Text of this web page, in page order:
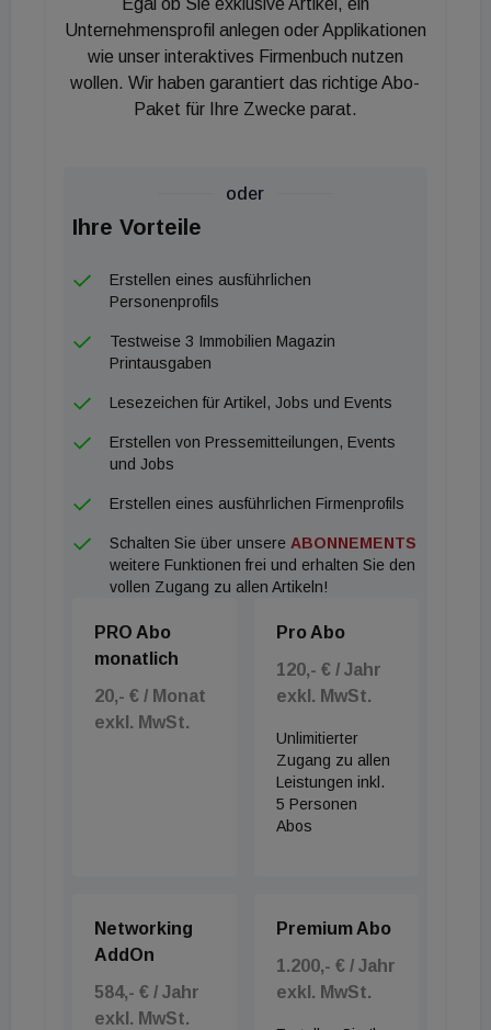
personellen Aufstellung berichtet Dr. Gesa
Crockford an Ralf Weitz in seiner Funktion als
Mitglied des Scout24-Vorstandes. "Ich freue mich
sehr auf die neuen Aufgaben. Als Teil eines starken
Kund:innen weiterhin die höchste Priorität", erklärt
Crockford, künftige neue Geschäftsführerin von
ImmoScout24.
Egal ob Sie exklusive Artikel, ein
Unternehmensprofil anlegen oder Applikationen
wie unser interaktives Firmenbuch nutzen
wollen. Wir haben garantiert das richtige Abo-
Paket für Ihre Zwecke parat.
oder
Ihre Vorteile
Erstellen eines ausführlichen
Personenprofils
Testweise 3 Immobilien Magazin
Printausgaben
Lesezeichen für Artikel, Jobs und Events
Erstellen von Pressemitteilungen, Events
und Jobs
Erstellen eines ausführlichen Firmenprofils
Schalten Sie über unsere ABONNEMENTS
weitere Funktionen frei und erhalten Sie den
vollen Zugang zu allen Artikeln!
PRO Abo
monatlich
20,- € / Monat
exkl. MwSt.
Pro Abo
120,- € / Jahr
exkl. MwSt.
Unlimitierter
Zugang zu allen
Leistungen inkl.
5 Personen
Abos
Networking
AddOn
584,- € / Jahr
exkl. MwSt.
Premium Abo
1.200,- € / Jahr
exkl. MwSt.